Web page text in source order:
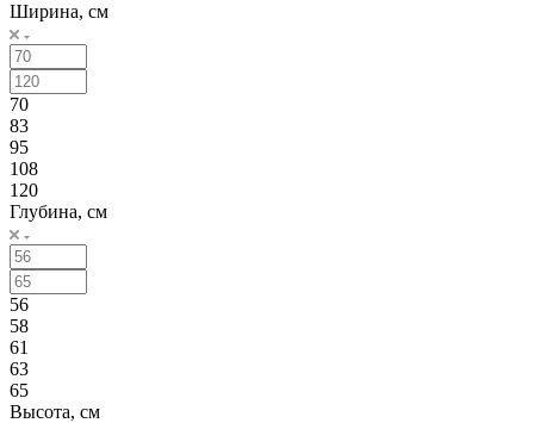
Ширина, см
70
83
95
108
120
Глубина, см
56
58
61
63
65
Высота, см